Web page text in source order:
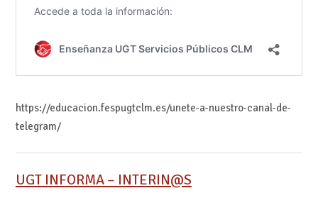
https://educacion.fespugtclm.es/unete-a-nuestro-canal-de-
telegram/
UGT INFORMA – INTERIN@S